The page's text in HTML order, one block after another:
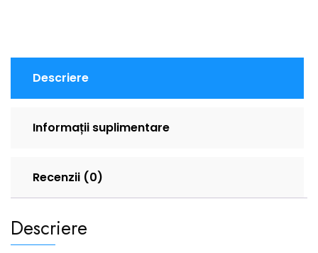
Descriere
Informații suplimentare
Recenzii (0)
Descriere